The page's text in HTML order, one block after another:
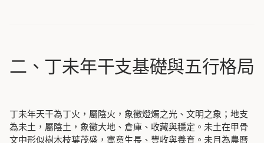
二、丁未年干支基礎與五行格局
丁未年天干為丁火，屬陰火，象徵燈燭之光、文明之象；地支
為未土，屬陰土，象徵大地、倉庫、收藏與穩定。未土在甲骨
文中形似樹木枝葉茂盛，寓意生長、豐收與養育。未月為農曆